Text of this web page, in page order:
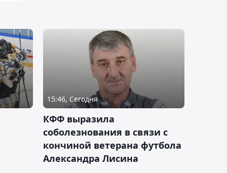
15:46, Сегодня
КФФ выразила
соболезнования в связи с
кончиной ветерана футбола
Александра Лисина